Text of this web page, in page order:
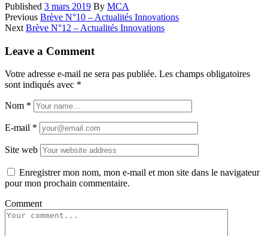
Published 3 mars 2019 By MCA
Navigation
des
articles
Previous Brève N°10 – Actualités Innovations
Next Brève N°12 – Actualités Innovations
Leave a Comment
Votre adresse e-mail ne sera pas publiée. Les champs obligatoires
sont indiqués avec *
Nom *
E-mail *
Site web
Enregistrer mon nom, mon e-mail et mon site dans le navigateur
pour mon prochain commentaire.
Comment